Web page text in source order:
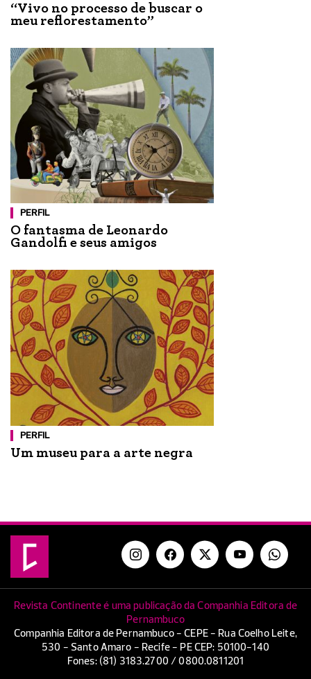
“Vivo no processo de buscar o
meu reflorestamento”
PERFIL
O fantasma de Leonardo
Gandolfi e seus amigos
PERFIL
Um museu para a arte negra
Revista Continente é uma publicação da Companhia Editora de
Pernambuco
Companhia Editora de Pernambuco - CEPE - Rua Coelho Leite,
530 - Santo Amaro - Recife - PE CEP: 50100-140
Fones: (81) 3183.2700 / 0800.0811201